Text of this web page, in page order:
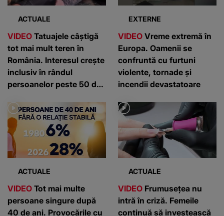
ACTUALE
VIDEO Tatuajele câștigă
tot mai mult teren în
România. Interesul crește
inclusiv în rândul
persoanelor peste 50 de
EXTERNE
VIDEO Vreme extremă în
Europa. Oamenii se
confruntă cu furtuni
violente, tornade și
incendii devastatoare
ACTUALE
VIDEO Tot mai multe
persoane singure după
40 de ani. Provocările cu
ACTUALE
VIDEO Frumusețea nu
intră în criză. Femeile
continuă să investească